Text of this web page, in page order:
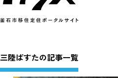
三陸ぱすたの記事一覧